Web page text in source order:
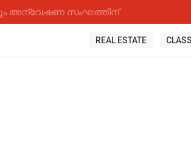
അന്വേഷണ സംഘത്തിന്
REAL ESTATE